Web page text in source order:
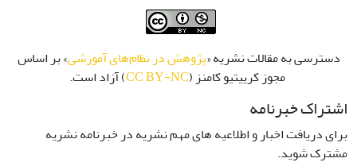
دسترسی به مقالات نشریه «پژوهش در نظام‌های آموزشی» بر اساس
مجوز کرییتیو کامنز (CC BY-NC) آزاد است.
اشتراک خبرنامه
برای دریافت اخبار و اطلاعیه های مهم نشریه در خبرنامه نشریه
مشترک شوید.